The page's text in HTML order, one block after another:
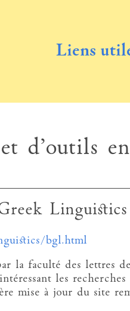
Liens
d’outils
Linguistics
bgl.html
la faculté des lettres de
les recherches
mise à jour du site